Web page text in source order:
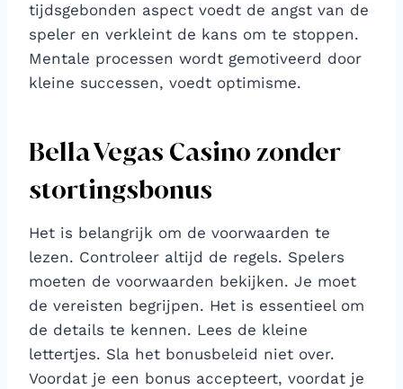
tijdsgebonden aspect voedt de angst van de
speler en verkleint de kans om te stoppen.
Mentale processen wordt gemotiveerd door
kleine successen, voedt optimisme.
Bella Vegas Casino zonder
stortingsbonus
Het is belangrijk om de voorwaarden te
lezen. Controleer altijd de regels. Spelers
moeten de voorwaarden bekijken. Je moet
de vereisten begrijpen. Het is essentieel om
de details te kennen. Lees de kleine
lettertjes. Sla het bonusbeleid niet over.
Voordat je een bonus accepteert, voordat je